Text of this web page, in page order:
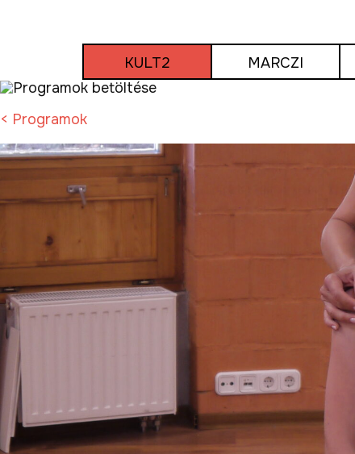
KULT2 MARCZI
< Programok